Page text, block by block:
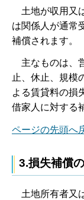
土地が収用又
は関係人が通常
補償されます。
主なものは、
止、休止、規模
よる賃貸料の損
借家人に対する
ページの先頭へ
3.損失補償
土地所有者又